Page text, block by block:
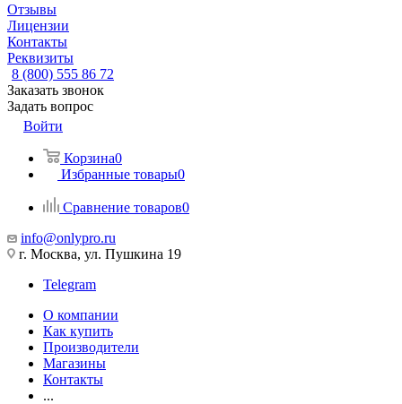
Отзывы
Лицензии
Контакты
Реквизиты
8 (800) 555 86 72
Заказать звонок
Задать вопрос
Войти
Корзина0
Избранные товары0
Сравнение товаров0
info@onlypro.ru
г. Москва, ул. Пушкина 19
Telegram
О компании
Как купить
Производители
Магазины
Контакты
...